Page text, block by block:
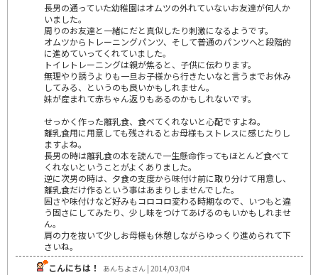
長男の通っていた幼稚園はオムツの外れていないお友達が何人か
いました。
周りのお友達と一緒にだと真似したり刺激になるようです。
オムツからトレーニングパンツ、そして普通のパンツへと段階的
に進めていってくれていました。
トイレトレーニングは親が焦ると、子供に伝わります。
無理やり誘うよりも一旦お子様から行きたいなと言うまでお休み
してみる、というのも良いかもしれません。
妹が産まれて赤ちゃん返りもあるのかもしれないです。
せっかく作った離乳食、食べてくれないと心配ですよね。
離乳食用に用意しても残されるとお母様もストレスに感じたりし
ますよね。
長男の時は離乳食の本を読んで一生懸命作ってもほとんど食べて
くれないということがよくありました。
逆に次男の時は、夕食の支度から味付け前に取り分けて用意し、
離乳食だけ作るという事はあまりしませんでした。
固さや味付けなど好みもコロコロ変わる時期なので、いつもと違
う固さにしてみたり、少し味をつけてあげるのもいかもしれませ
ん。
肩の力を抜いて少しお母様も休憩しながらゆっくり進められて下
さいね。
こんにちは！
あんちよさん | 2014/03/04